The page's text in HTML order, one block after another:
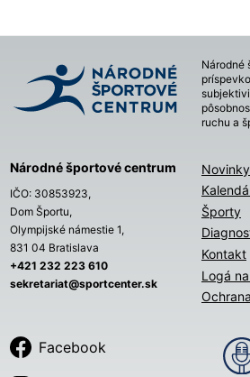
Národné
ruchu a
Národné športové centrum
IČO: 30853923,
Dom Športu,
Olympijské námestie 1,
831 04 Bratislava
+421 232 223 610
sekretariat@sportcenter.sk
Novinky
Športy
Kontakt
Logá
Facebook